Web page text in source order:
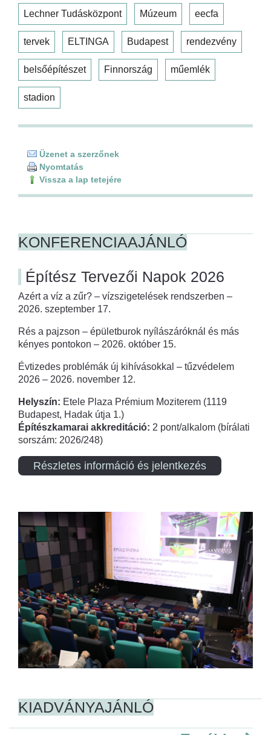
Lechner Tudásközpont Múzeum eecfa
tervek ELTINGA Budapest rendezvény
belsőépítészet Finnország műemlék
stadion
Üzenet a szerzőnek
Nyomtatás
Vissza a lap tetejére
KONFERENCIAAJÁNLÓ
Építész Tervezői Napok 2026
Azért a víz a zűr? – vízszigetelések rendszerben –
2026. szeptember 17.
Rés a pajzson – épületburok nyílászáróknál és más
kényes pontokon – 2026. október 15.
Évtizedes problémák új kihívásokkal – tűzvédelem
2026 – 2026. november 12.
Helyszín: Etele Plaza Prémium Moziterem (1119
Budapest, Hadak útja 1.)
Építészkamarai akkreditáció: 2 pont/alkalom (bírálati
sorszám: 2026/248)
Részletes információ és jelentkezés
KIADVÁNYAJÁNLÓ